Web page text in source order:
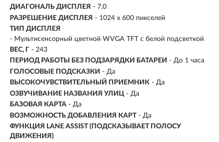
ДИАГОНАЛЬ ДИСПЛЕЯ - 7.0
РАЗРЕШЕНИЕ ДИСПЛЕЯ - 1024 х 600 пикселей
ТИП ДИСПЛЕЯ
- Мультисенсорный цветной WVGA TFT с белой подсветкой
ВЕС, Г - 243
ПЕРИОД РАБОТЫ БЕЗ ПОДЗАРЯДКИ БАТАРЕИ - До 1 часа
ГОЛОСОВЫЕ ПОДСКАЗКИ - Да
ВЫСОКОЧУВСТВИТЕЛЬНЫЙ ПРИЕМНИК - Да
ОЗВУЧИВАНИЕ НАЗВАНИЯ УЛИЦ - Да
БАЗОВАЯ КАРТА - Да
ВОЗМОЖНОСТЬ ДОБАВЛЕНИЯ КАРТ - Да
ФУНКЦИЯ LANE ASSIST (ПОДСКАЗЫВАЕТ ПОЛОСУ
ДВИЖЕНИЯ)